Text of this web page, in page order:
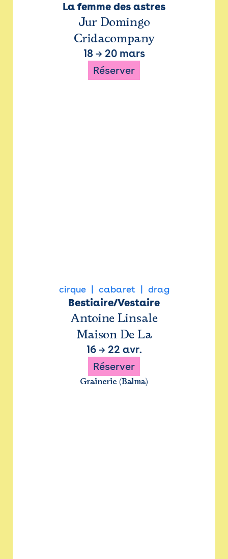
La femme des astres
Jur Domingo
Cridacompany
18 → 20 mars
Réserver
cirque cabaret drag
Bestiaire/Vestaire
Antoine Linsale
Maison De La
16→ 22 avr.
Réserver
Grainerie (Balma)